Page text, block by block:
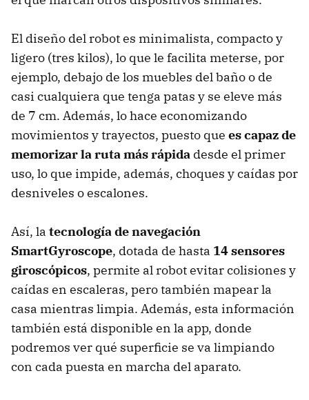
El diseño del robot es minimalista, compacto y
ligero (tres kilos), lo que le facilita meterse, por
ejemplo, debajo de los muebles del baño o de
casi cualquiera que tenga patas y se eleve más
de 7 cm. Además, lo hace economizando
movimientos y trayectos, puesto que es capaz de
memorizar la ruta más rápida desde el primer
uso, lo que impide, además, choques y caídas por
desniveles o escalones.
Así, la tecnología de navegación
SmartGyroscope, dotada de hasta 14 sensores
giroscópicos, permite al robot evitar colisiones y
caídas en escaleras, pero también mapear la
casa mientras limpia. Además, esta información
también está disponible en la app, donde
podremos ver qué superficie se va limpiando
con cada puesta en marcha del aparato.